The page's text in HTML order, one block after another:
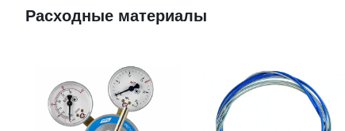
Расходные материалы